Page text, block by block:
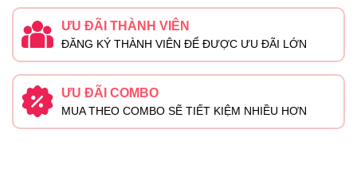
ƯU ĐÃI THÀNH VIÊN
ĐĂNG KÝ THÀNH VIÊN ĐỂ ĐƯỢC ƯU ĐÃI LỚN
ƯU ĐÃI COMBO
MUA THEO COMBO SẼ TIẾT KIỆM NHIỀU HƠN